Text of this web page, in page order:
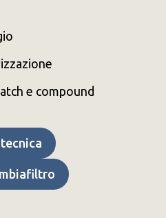
e compound